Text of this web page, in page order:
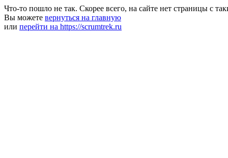
Что-то пошло не так. Скорее всего, на сайте нет страницы с
Вы можете вернуться на главную
или перейти на https://scrumtrek.ru